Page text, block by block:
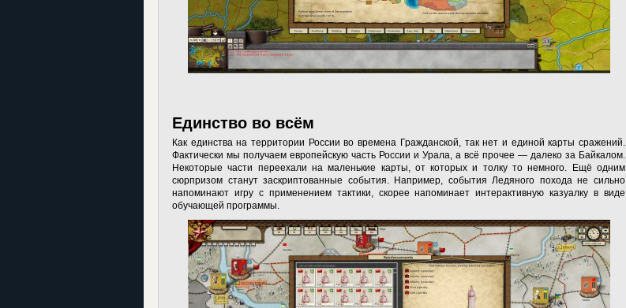
Единство во всём
Как единства на территории России во времена Гражданской, так нет и единой карты сражений.
Фактически мы получаем европейскую часть России и Урала, а всё прочее — далеко за Байкалом.
Некоторые части переехали на маленькие карты, от которых и толку то немного. Ещё одним
сюрпризом станут заскриптованные события. Например, события Ледяного похода не сильно
напоминают игру с применением тактики, скорее напоминает интерактивную казуалку в виде
обучающей программы.